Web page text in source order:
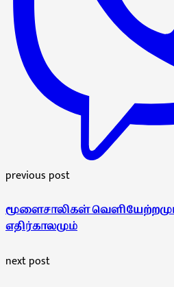
previous post
மூளைசாலிகள்
எதிர்காலமும்
next post